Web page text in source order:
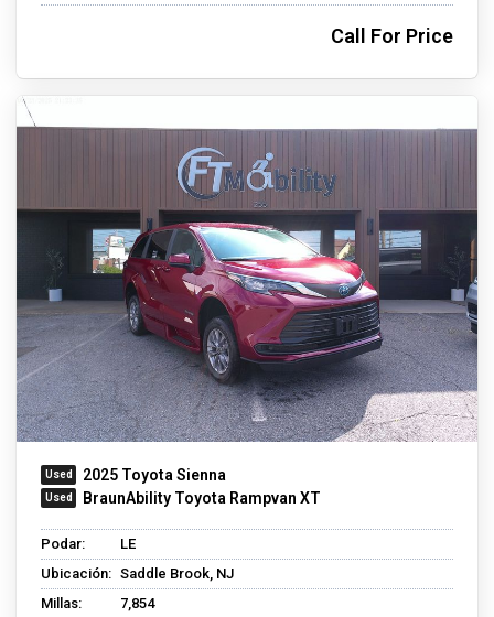
Call For Price
2025 Toyota Sienna
BraunAbility Toyota Rampvan XT
Podar:
LE
Ubicación: Saddle Brook, NJ
Millas:
7,854